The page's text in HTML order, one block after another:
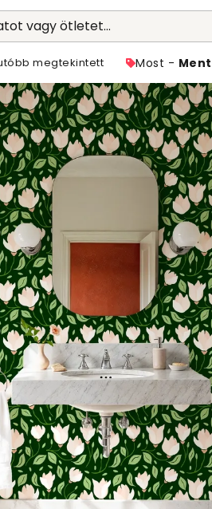
vagy ötletet...
megtekintett Most -